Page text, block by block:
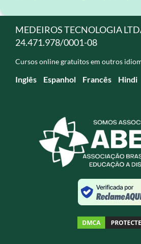
MEDEIROS TECNOLOGIA
24.471.978/0001-08
Cursos online gratuitos em outros
Inglês Espanhol Francês Hindi